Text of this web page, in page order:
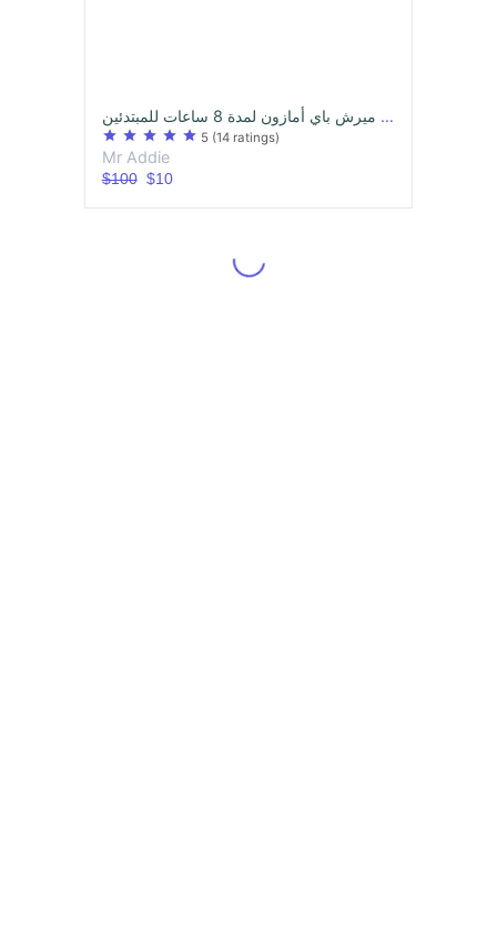
دورة مصغرة ميرش باي أمازون لمدة 8 ساعات للمبتدئين
star star star star star 5 (14 ratings)
Mr Addie
$100$10